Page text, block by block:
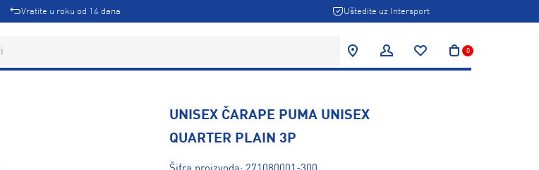
Vratite u roku od 14 dana Uštedite uz Intersport
0
UNISEX ČARAPE PUMA UNISEX
QUARTER PLAIN 3P